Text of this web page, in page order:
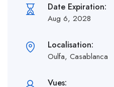
Date Expiration:
Aug 6, 2028
Localisation:
Oulfa, Casablanca
Vues: